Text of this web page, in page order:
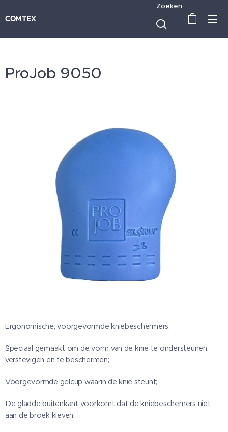
COMTEX
Zoeken
ProJob 9050
Ergonomische, voorgevormde kniebeschermers;
Speciaal gemaakt om de vorm van de knie te ondersteunen,
verstevigen en te beschermen;
Voorgevormde gelcup waarin de knie steunt;
De gladde buitenkant voorkomt dat de kniebeschemers niet
aan de broek kleven;